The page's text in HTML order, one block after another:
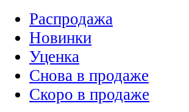
Распродажа
Новинки
Уценка
Снова в продаже
Скоро в продаже